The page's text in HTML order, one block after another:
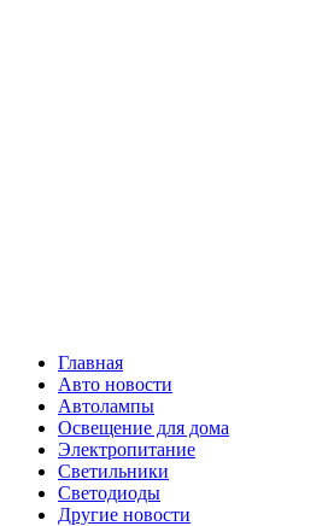
Главная
Авто новости
Автолампы
Освещение для дома
Электропитание
Светильники
Светодиоды
Другие новости